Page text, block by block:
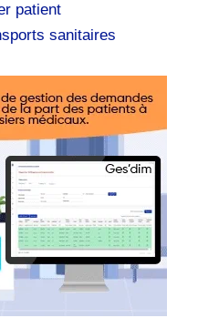
patient
sanitaires